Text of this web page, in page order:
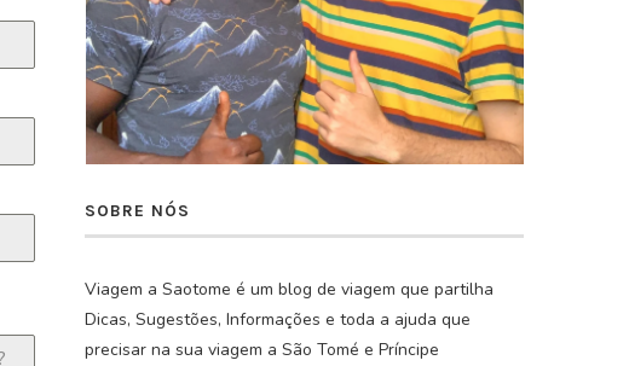
SOBRE NÓS
Viagem a Saotome é um blog de viagem que partilha
Dicas, Sugestões, Informações e toda a ajuda que
precisar na sua viagem a São Tomé e Príncipe